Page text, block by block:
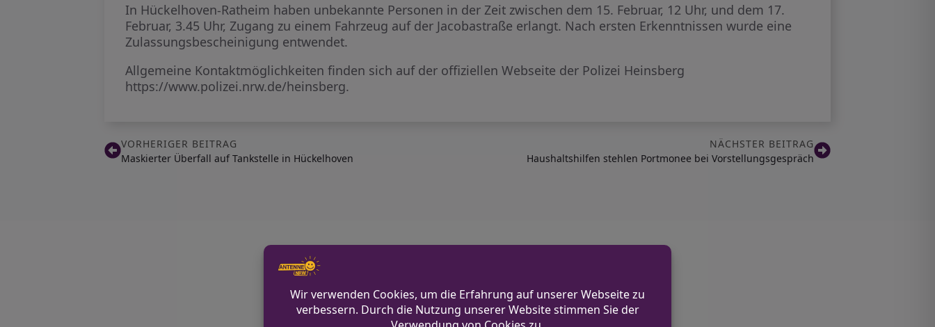
In Hückelhoven-Ratheim haben unbekannte Personen in der Zeit zwischen dem 15. Februar, 12 Uhr, und dem 17.
Februar, 3.45 Uhr, Zugang zu einem Fahrzeug auf der Jacobastraße erlangt. Nach ersten Erkenntnissen wurde eine
Zulassungsbescheinigung entwendet.
Allgemeine Kontaktmöglichkeiten finden sich auf der offiziellen Webseite der Polizei Heinsberg
https://www.polizei.nrw.de/heinsberg.
VORHERIGER BEITRAG
Maskierter Überfall auf Tankstelle in Hückelhoven
NÄCHSTER BEITRAG
Haushaltshilfen stehlen Portmonee bei Vorstellungsgespräch
Anonym und ganz ohne Anmeldezwang!
Alle Kommentare werden von unserer Redaktion im Vorfeld geprüft.